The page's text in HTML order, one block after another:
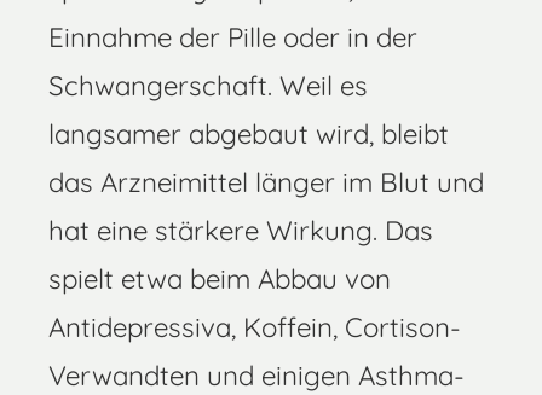
Einnahme der Pille oder in der
Schwangerschaft. Weil es
langsamer abgebaut wird, bleibt
das Arzneimittel länger im Blut und
hat eine stärkere Wirkung. Das
spielt etwa beim Abbau von
Antidepressiva, Koffein, Cortison-
Verwandten und einigen Asthma-